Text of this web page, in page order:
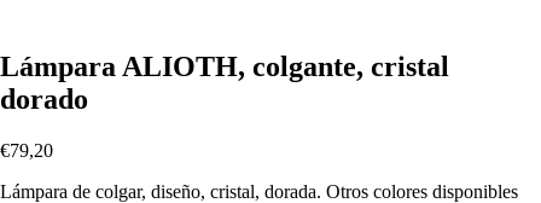
Lámpara ALIOTH, colgante, cristal
dorado
€79,20
Lámpara de colgar, diseño, cristal, dorada. Otros colores disponibles